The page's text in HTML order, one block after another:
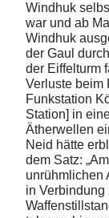
Windhuk
war und ab
Windhuk
der Gaul
der Eiffelturm
Verluste beim
Funkstation
Station] in
Ätherwellen
Neid hätte
dem Satz:
unrühmlichen
in Verbindung